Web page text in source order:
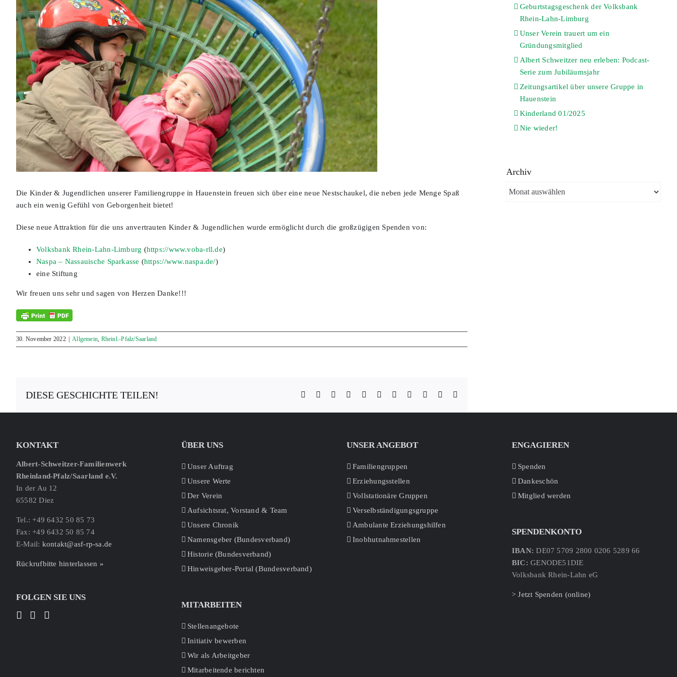
Die Kinder & Jugendlichen unserer Familiengruppe in Hauenstein freuen sich über eine neue Nestschaukel, die neben jede Menge Spaß
auch ein wenig Gefühl von Geborgenheit bietet!
Diese neue Attraktion für die uns anvertrauten Kinder & Jugendlichen wurde ermöglicht durch die großzügigen Spenden von:
Volksbank Rhein-Lahn-Limburg (https://www.voba-rll.de)
Naspa – Nassauische Sparkasse (https://www.naspa.de/)
eine Stiftung
Wir freuen uns sehr und sagen von Herzen Danke!!!
30. November 2022 Allgemein, Rheinl.-Pfalz/Saarland
DIESE GESCHICHTE TEILEN! Facebook Reddit LinkedInWhatsAppTelegram
TumblrPinterest Xing
Geburtstagsgeschenk der Volksbank
Rhein-Lahn-Limburg
Unser Verein trauert um ein
Gründungsmitglied
Albert Schweitzer neu erleben: Podcast-
Serie zum Jubiläumsjahr
Zeitungsartikel über unsere Gruppe in
Hauenstein
Kinderland 01/2025
Nie wieder!
Archiv
Archiv
KONTAKT
Albert-Schweitzer-Familienwerk
Rheinland-Pfalz/Saarland e.V.
In der Au 12
65582 Diez
Tel.: +49 6432 50 85 73
Fax: +49 6432 50 85 74
E-Mail: kontakt@asf-rp-sa.de
Rückrufbitte hinterlassen »
FOLGEN SIE UNS
ÜBER UNS
Unser Auftrag
Unsere Werte
Der Verein
Aufsichtsrat, Vorstand & Team
Unsere Chronik
Namensgeber (Bundesverband)
Historie (Bundesverband)
Hinweisgeber-Portal (Bundesverband)
MITARBEITEN
Stellenangebote
Initiativ bewerben
Wir als Arbeitgeber
Mitarbeitende berichten
UNSER ANGEBOT
Familiengruppen
Erziehungsstellen
Vollstationäre Gruppen
Verselbständigungsgruppe
Ambulante Erziehungshilfen
Inobhutnahmestellen
ENGAGIEREN
Spenden
Dankeschön
Mitglied werden
SPENDENKONTO
IBAN: DE07 5709 2800 0206 5289 66
BIC: GENODE51DIE
Volksbank Rhein-Lahn eG
> Jetzt Spenden (online)